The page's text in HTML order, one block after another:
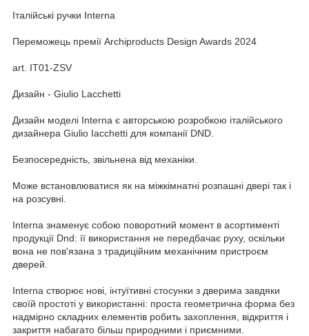
Італійські ручки Interna
Переможець премії Archiproducts Design Awards 2024
art. IT01-ZSV
Дизайн - Giulio Lacchetti
Дизайн моделі Interna є авторською розробкою італійського
дизайнера Giulio Iacchetti для компанії DND.
Безпосередність, звільнена від механіки.
Може встановлюватися як на міжкімнатні розпашні двері так і
на розсувні.
Interna знаменує собою поворотний момент в асортименті
продукції Dnd: її використання не передбачає руху, оскільки
вона не пов'язана з традиційним механічним пристроєм
дверей.
Interna створює нові, інтуїтивні стосунки з дверима завдяки
своїй простоті у використанні: проста геометрична форма без
надмірно складних елементів робить захоплення, відкриття і
закриття набагато більш природними і приємними.